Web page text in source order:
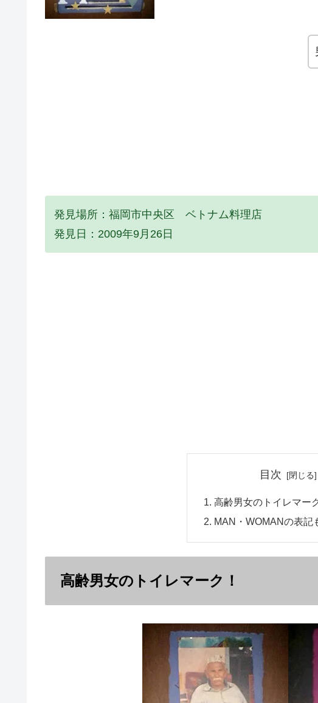
発見場所：福岡市中央区 ベトナム料理店
発見日：2009年9月26日
目次
高齢男女のトイレマー
MAN・WOMANの表記
高齢男女のトイレマーク！